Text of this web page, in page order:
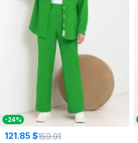
-24%
121.85 $159.91